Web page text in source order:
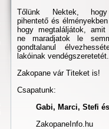
Tőlünk Nektek, hogy
pihentető és
hogy megtaláljátok,
ne maradjatok le
gondtalanul
lakóinak vendégszeretetét.
Zakopane vár Titeket is!
Csapatunk:
Gabi, Marci, Stefi
ZakopaneInfo.hu